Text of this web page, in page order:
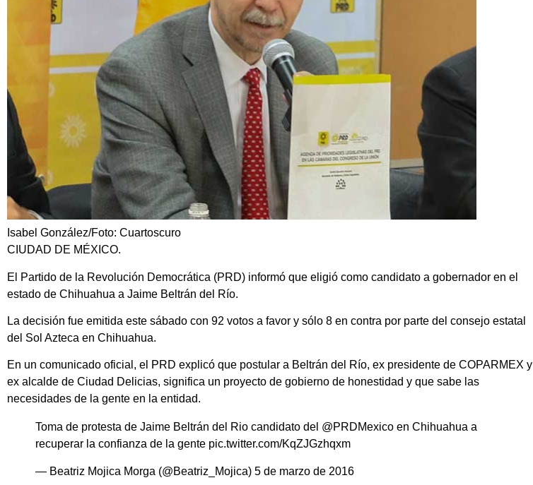
Isabel González/Foto: Cuartoscuro
CIUDAD DE MÉXICO.
El Partido de la Revolución Democrática (PRD) informó que eligió como candidato a gobernador en el
estado de Chihuahua a Jaime Beltrán del Río.
La decisión fue emitida este sábado con 92 votos a favor y sólo 8 en contra por parte del consejo estatal
del Sol Azteca en Chihuahua.
En un comunicado oficial, el PRD explicó que postular a Beltrán del Río, ex presidente de COPARMEX y
ex alcalde de Ciudad Delicias, significa un proyecto de gobierno de honestidad y que sabe las
necesidades de la gente en la entidad.
Toma de protesta de Jaime Beltrán del Rio candidato del @PRDMexico en Chihuahua a
recuperar la confianza de la gente pic.twitter.com/KqZJGzhqxm
— Beatriz Mojica Morga (@Beatriz_Mojica) 5 de marzo de 2016